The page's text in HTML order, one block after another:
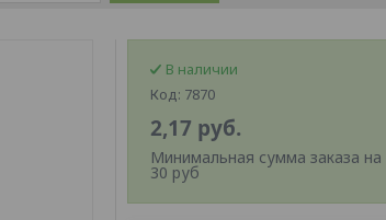
В наличии
Код: 7870
2,17 руб.
Минимальная сумма заказа
30 руб